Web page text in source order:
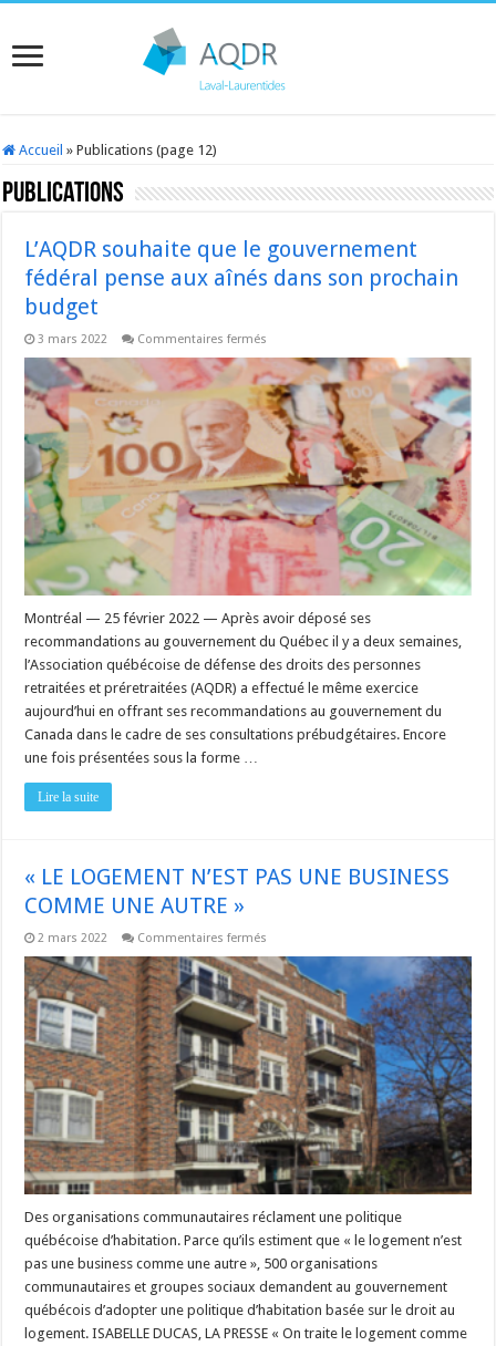
Accueil » Publications (page 12)
Publications
L’AQDR souhaite que le gouvernement
fédéral pense aux aînés dans son prochain
budget
3 mars 2022 Commentaires fermés
souhaite
que
le
gouvernement
fédéral
pense
aux
aînés
dans
son
prochain
budget
Montréal — 25 février 2022 — Après avoir déposé ses
recommandations au gouvernement du Québec il y a deux semaines,
l’Association québécoise de défense des droits des personnes
retraitées et préretraitées (AQDR) a effectué le même exercice
aujourd’hui en offrant ses recommandations au gouvernement du
Canada dans le cadre de ses consultations prébudgétaires. Encore
une fois présentées sous la forme …
Lire la suite
« LE LOGEMENT N’EST PAS UNE BUSINESS
COMME UNE AUTRE »
2 mars 2022 Commentaires fermés
LOGEMENT
N’EST
PAS
UNE
BUSINESS
COMME
UNE
AUTRE »
Des organisations communautaires réclament une politique
québécoise d’habitation. Parce qu’ils estiment que « le logement n’est
pas une business comme une autre », 500 organisations
communautaires et groupes sociaux demandent au gouvernement
québécois d’adopter une politique d’habitation basée sur le droit au
logement. ISABELLE DUCAS, LA PRESSE « On traite le logement comme